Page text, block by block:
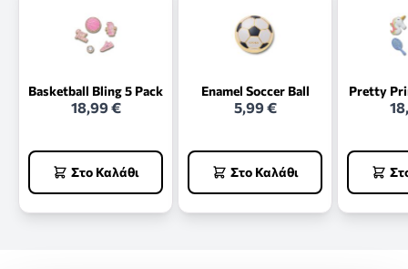
Basketball Bling 5 Pack
18,99 €
Στο Καλάθι
Enamel Soccer Ball
5,99 €
Στο Καλάθι
Pretty